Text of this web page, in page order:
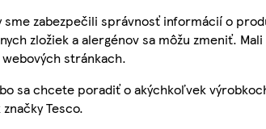
sme zabezpečili správnosť informácií o
zložiek a alergénov sa môžu zmeniť.
stránkach.
sa chcete poradiť o akýchkoľvek
Tesco.